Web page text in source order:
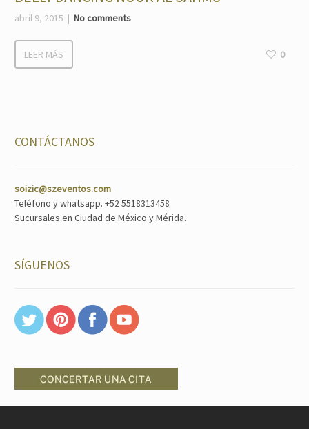
abril 9, 2015 No comments
LEER MÁS 0
CONTÁCTANOS
soizic@szeventos.com
Teléfono y whatsapp. +52 5518313458
Sucursales en Ciudad de México y Mérida.
SÍGUENOS